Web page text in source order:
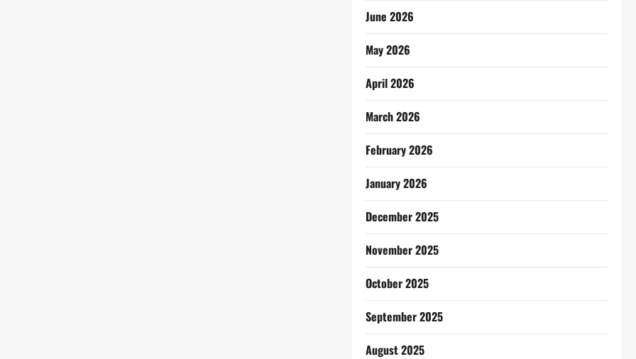
June 2026
May 2026
April 2026
March 2026
February 2026
January 2026
December 2025
November 2025
October 2025
September 2025
August 2025